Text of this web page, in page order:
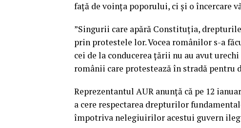
faţă de voinţa poporului, ci şi o încercare
”Singurii care apără Constituţia,
prin protestele lor. Vocea românilor s-a
cei de la conducerea ţării nu au avut
românii care protestează în stradă pentru
Reprezentantul AUR anunţă că pe 12
a cere respectarea drepturilor
împotriva nelegiuirilor acestui guvern